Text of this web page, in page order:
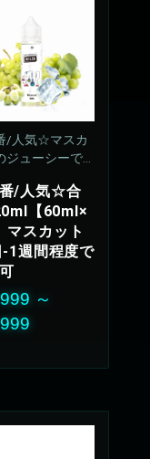
/人気☆マスカ
ジューシーで
ます
：50%PG
/人気☆合
【60ml×
マスカット
1週間程度で
～